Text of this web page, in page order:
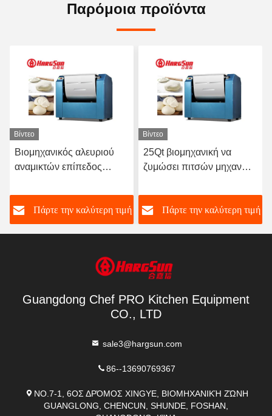
Παρόμοια προϊόντα
Βίντεο
25Qt βιομηχανική να
ζυμώσει πιτσών μηχανών
μιγμάτων αλευριού
βιομηχανίας μηχανών
Πάρτε την καλύτερη τιμή
Βίντεο
2200W οριζόντιος
κατασκευαστής ζύμης
αναμικτών ζύμης ψωμιού
25kgΠάρτε την καλύτερη τιμή
Guangdong Chef PRO Kitchen Equipment
CO., LTD
sale3@hargsun.com
86--13690769367
NO.7-1, 6ΟΣ ΔΡΌΜΟΣ XINGYE, ΒΙΟΜΗΧΑΝΙΚΉ ΖΏΝΗ
GUANGLONG, CHENCUN, SHUNDE, FOSHAN,